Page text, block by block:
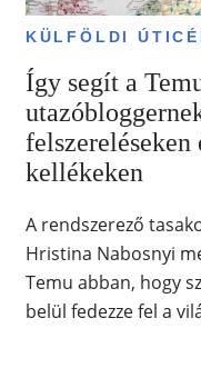
KÜLFÖLDI
Így segít a
felszereléseken
kellékeken
A rendszerező
Hristina Nabosnyi
Temu abban, hogy
belül fedezze fel a